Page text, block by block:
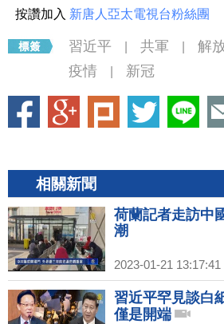
按讚加入 新唐人亞太電視台粉絲團
習近平 共軍 解
疫情 新冠
相關新聞
荷蘭記者走訪中
潮
2023-01-21 13:17:41
習近平罕見談白
僅是開端